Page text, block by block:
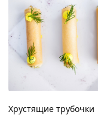
Хрустящие трубочки